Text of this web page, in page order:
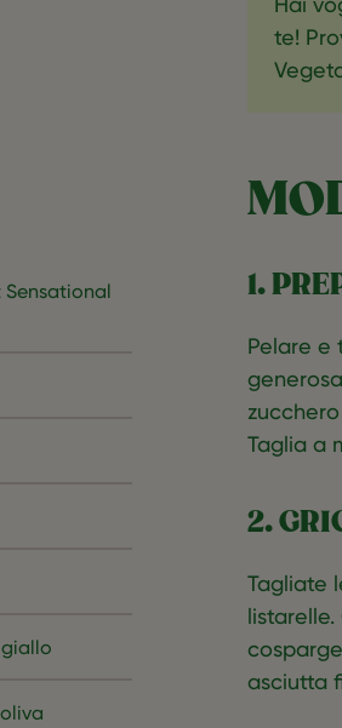
te!
1.
Pelare e
Taglia a
2.
Tagliate
asciutta